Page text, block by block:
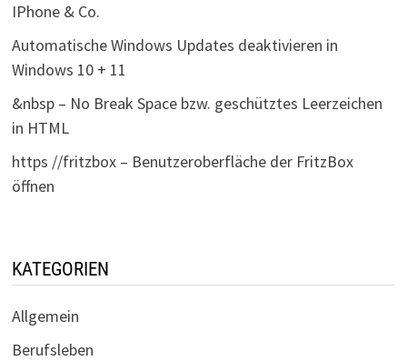
IPhone & Co.
Automatische Windows Updates deaktivieren in
Windows 10 + 11
&nbsp – No Break Space bzw. geschütztes Leerzeichen
in HTML
https //fritzbox – Benutzeroberfläche der FritzBox
öffnen
KATEGORIEN
Allgemein
Berufsleben